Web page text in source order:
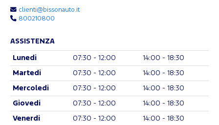
clienti@bissonauto.it
800210800
ASSISTENZA
Lunedi 07:30 - 12:00 14:00 - 18:30
Martedi 07:30 - 12:00 14:00 - 18:30
Mercoledi 07:30 - 12:00 14:00 - 18:30
Giovedi 07:30 - 12:00 14:00 - 18:30
Venerdi 07:30 - 12:00 14:00 - 18:30